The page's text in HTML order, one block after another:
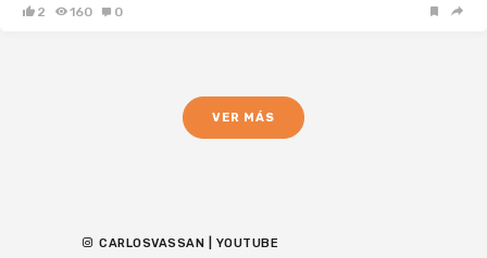
2 160 0
VER MÁS
CARLOSVASSAN | YOUTUBE